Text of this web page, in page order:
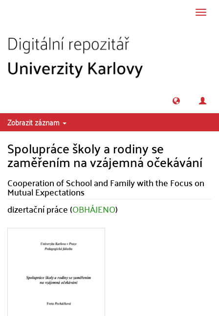
Zobrazit záznam
Spolupráce školy a rodiny se
zaměřením na vzájemná očekávání
Cooperation of School and Family with the Focus on
Mutual Expectations
dizertační práce (OBHÁJENO)